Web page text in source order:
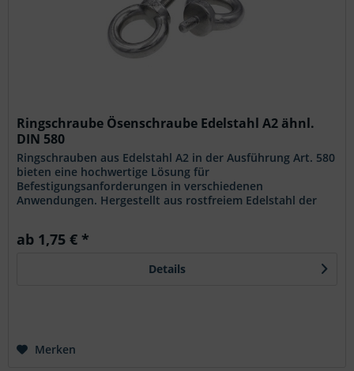
Ringschraube Ösenschraube Edelstahl A2 ähnl.
DIN 580
Ringschrauben aus Edelstahl A2 in der Ausführung Art. 580
bieten eine hochwertige Lösung für
Befestigungsanforderungen in verschiedenen
Anwendungen. Hergestellt aus rostfreiem Edelstahl der
ab 1,75 € *
Details
Merken